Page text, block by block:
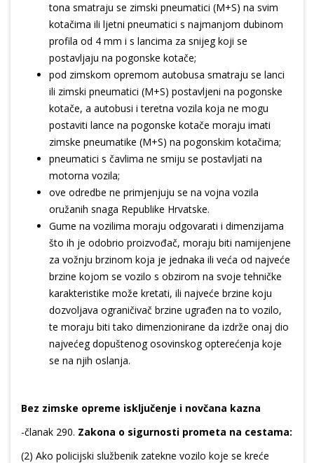
tona smatraju se zimski pneumatici (M+S) na svim
kotačima ili ljetni pneumatici s najmanjom dubinom
profila od 4 mm i s lancima za snijeg koji se
postavljaju na pogonske kotače;
pod zimskom opremom autobusa smatraju se lanci
ili zimski pneumatici (M+S) postavljeni na pogonske
kotače, a autobusi i teretna vozila koja ne mogu
postaviti lance na pogonske kotače moraju imati
zimske pneumatike (M+S) na pogonskim kotačima;
pneumatici s čavlima ne smiju se postavljati na
motorna vozila;
ove odredbe ne primjenjuju se na vojna vozila
oružanih snaga Republike Hrvatske.
Gume na vozilima moraju odgovarati i dimenzijama
što ih je odobrio proizvođač, moraju biti namijenjene
za vožnju brzinom koja je jednaka ili veća od najveće
brzine kojom se vozilo s obzirom na svoje tehničke
karakteristike može kretati, ili najveće brzine koju
dozvoljava ograničivač brzine ugrađen na to vozilo,
te moraju biti tako dimenzionirane da izdrže onaj dio
najvećeg dopuštenog osovinskog opterećenja koje
se na njih oslanja.
Bez zimske opreme isključenje i novčana kazna
-članak 290. Zakona o sigurnosti prometa na cestama:
(2) Ako policijski službenik zatekne vozilo koje se kreće